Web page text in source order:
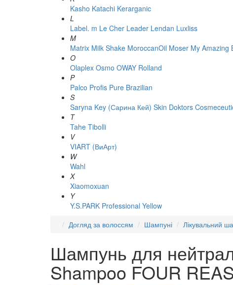
Kasho Katachi Kerarganic
L
Label. m Le Cher Leader Lendan Luxliss
M
Matrix Milk Shake MoroccanOil Moser My Amazing
O
Olaplex Osmo OWAY Rolland
P
Palco Profis Pure Brazilian
S
Saryna Key (Сарина Кей) Skin Doktors
T
Tahe Tibolli
V
VIART (ВиАрт)
W
Wahl
X
Xiaomoxuan
Y
Y.S.PARK Professional Yellow
Догляд за волоссям
Шампуні Лікувальний
Шампунь для
Shampoo FOUR